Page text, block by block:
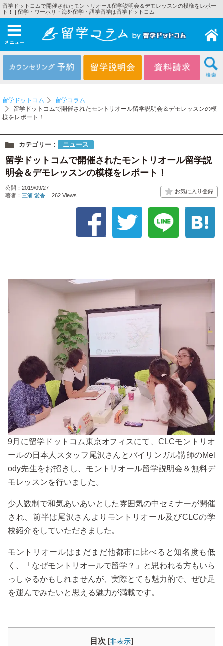
留学ドットコムで開催されたモントリオール留学説明会＆デモレッスンの模様をレポー
ト！ | 留学・ワーホリ・海外留学・語学留学は留学ドットコム
メニュー
留学ドットコム
留学コラム
留学ドットコムで開催されたモントリオール留学説明会＆デモレッスンの模
様をレポート！
カテゴリー： ニュース
留学ドットコムで開催されたモントリオール留学説
明会＆デモレッスンの模様をレポート！
公開：2019/09/27
著者： 三浦 愛香 262 Views
9月に留学ドットコム東京オフィスにて、CLCモントリオ
ールの日本人スタッフ尾沢さんとバイリンガル講師のMel
ody先生をお招きし、モントリオール留学説明会＆無料デ
モレッスンを行いました。
少人数制で和気あいあいとした雰囲気の中セミナーが開催
され、前半は尾沢さんよりモントリオール及びCLCの学
校紹介をしていただきました。
モントリオールはまだまだ他都市に比べると知名度も低
く、「なぜモントリオールで留学？」と思われる方もいら
っしゃるかもしれませんが、実際とても魅力的で、ぜひ足
を運んでみたいと思える魅力が満載です。
目次 [非表示]